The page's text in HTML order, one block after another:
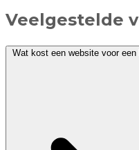
Veelgestelde
Wat kost een